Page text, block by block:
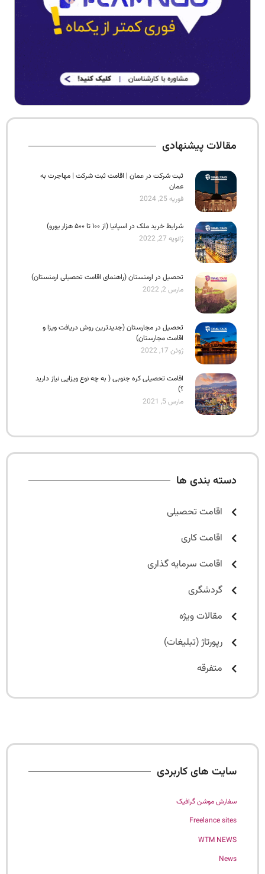
مقالات پیشنهادی
ثبت شرکت در عمان | اقامت ثبت شرکت | مهاجرت به
عمان
فوریه 25, 2024
شرایط خرید ملک در اسپانیا (از ۱۰۰ تا ۵۰۰ هزار یورو)
ژانویه 27, 2022
تحصیل در ارمنستان (راهنمای اقامت تحصیلی ارمنستان)
مارس 2, 2022
تحصیل در مجارستان (جدیدترین روش دریافت ویزا و
اقامت مجارستان)
ژوئن 17, 2022
اقامت تحصیلی کره جنوبی ( به چه نوع ویزایی نیاز دارید
؟)
مارس 5, 2021
دسته بندی ها
اقامت تحصیلی
اقامت کاری
اقامت سرمایه گذاری
گردشگری
مقالات ویژه
رپورتاژ (تبلیغات)
متفرقه
سایت های کاربردی
سفارش موشن گرافیک
Freelance sites
WTM NEWS
News